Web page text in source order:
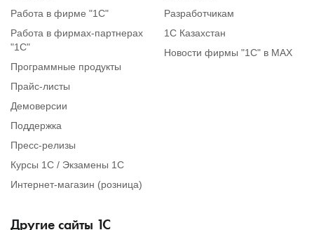
Работа в фирме "1С"
Работа в фирмах-партнерах
"1С"
Программные продукты
Прайс-листы
Демоверсии
Поддержка
Пресс-релизы
Курсы 1С / Экзамены 1С
Интернет-магазин (розница)
Разработчикам
1С Казахстан
Новости фирмы "1С" в MAX
Другие сайты 1С